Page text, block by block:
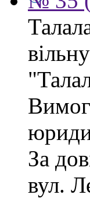
За
вул.